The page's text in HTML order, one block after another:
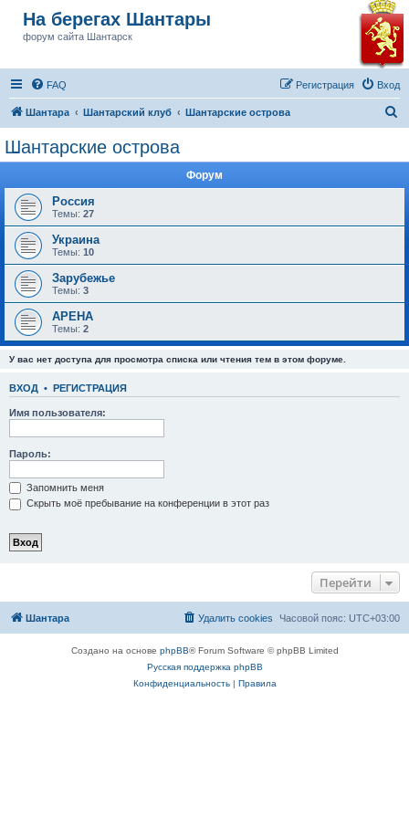
На берегах Шантары
форум сайта Шантарск
FAQ Вход
Регистрация
Шантара Шантарский клуб Шантарские острова
Шантарские острова
Форум
Россия
Темы: 27
Украина
Темы: 10
Зарубежье
Темы: 3
АРЕНА
Темы: 2
У вас нет доступа для просмотра списка или чтения тем в этом форуме.
ВХОД • РЕГИСТРАЦИЯ
Имя пользователя:
Пароль:
Запомнить меня
Скрыть моё пребывание на конференции в этот раз
Перейти
Шантара Часовой пояс: UTC+03:00
Удалить cookies
Создано на основе phpBB® Forum Software © phpBB Limited
Русская поддержка phpBB
Конфиденциальность| Правила